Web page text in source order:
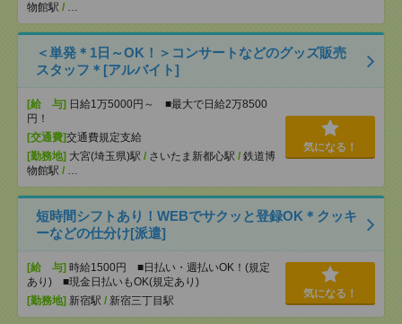
物館駅 / …
＜単発＊1日～OK！＞コンサートなどのグッズ販売
スタッフ＊[アルバイト]
[給 与] 日給1万5000円～ ■最大で日給2万8500
円！
[交通費]交通費規定支給
[勤務地] 大宮(埼玉県)駅 / さいたま新都心駅 / 鉄道博
物館駅 / …
気になる！
短時間シフトあり！WEBでサクッと登録OK＊クッキ
ーなどの仕分け[派遣]
[給 与] 時給1500円 ■日払い・週払いOK！(規定
あり) ■現金日払いもOK(規定あり)
[勤務地] 新宿駅 / 新宿三丁目駅
気になる！